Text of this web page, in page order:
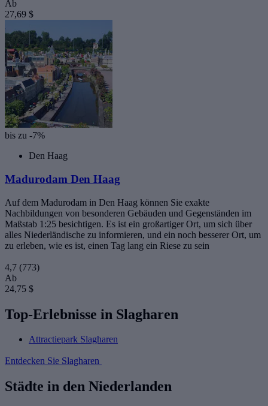
Ab
27,69 $
bis zu -7%
Den Haag
Madurodam Den Haag
Auf dem Madurodam in Den Haag können Sie exakte
Nachbildungen von besonderen Gebäuden und Gegenständen im
Maßstab 1:25 besichtigen. Es ist ein großartiger Ort, um sich über
alles Niederländische zu informieren, und ein noch besserer Ort, um
zu erleben, wie es ist, einen Tag lang ein Riese zu sein
4,7 (773)
Ab
24,75 $
Top-Erlebnisse in Slagharen
Attractiepark Slagharen
Entdecken Sie Slagharen
Städte in den Niederlanden